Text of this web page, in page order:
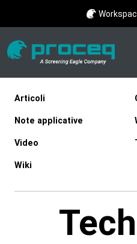
Articoli
Note applicative
Video
Wiki